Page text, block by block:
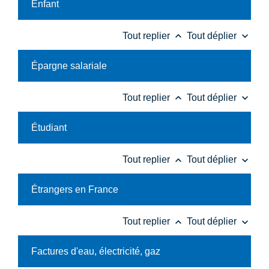
Enfant
Tout replier keyboard_arrow_up Tout déplier keyboard_arrow_down
Épargne salariale
Tout replier keyboard_arrow_up Tout déplier keyboard_arrow_down
Étudiant
Tout replier keyboard_arrow_up Tout déplier keyboard_arrow_down
Étrangers en France
Tout replier keyboard_arrow_up Tout déplier keyboard_arrow_down
Factures d'eau, électricité, gaz